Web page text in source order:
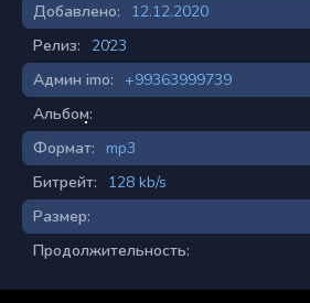
Добавлено:
12.12.2020
Релиз:
2023
Админ imo:
+99363999739
Альбом:
Формат:
mp3
Битрейт:
128 kb/s
Размер:
Продолжительность: